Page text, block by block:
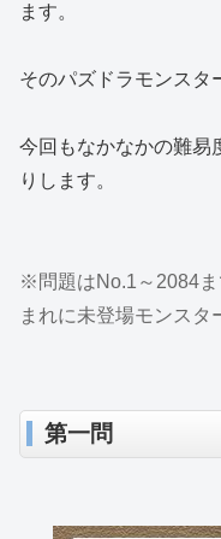
ます。
そのパズドラモンスタ
今回もなかなかの難易
りします。
※問題はNo.1～2084
まれに未登場モンスタ
第一問